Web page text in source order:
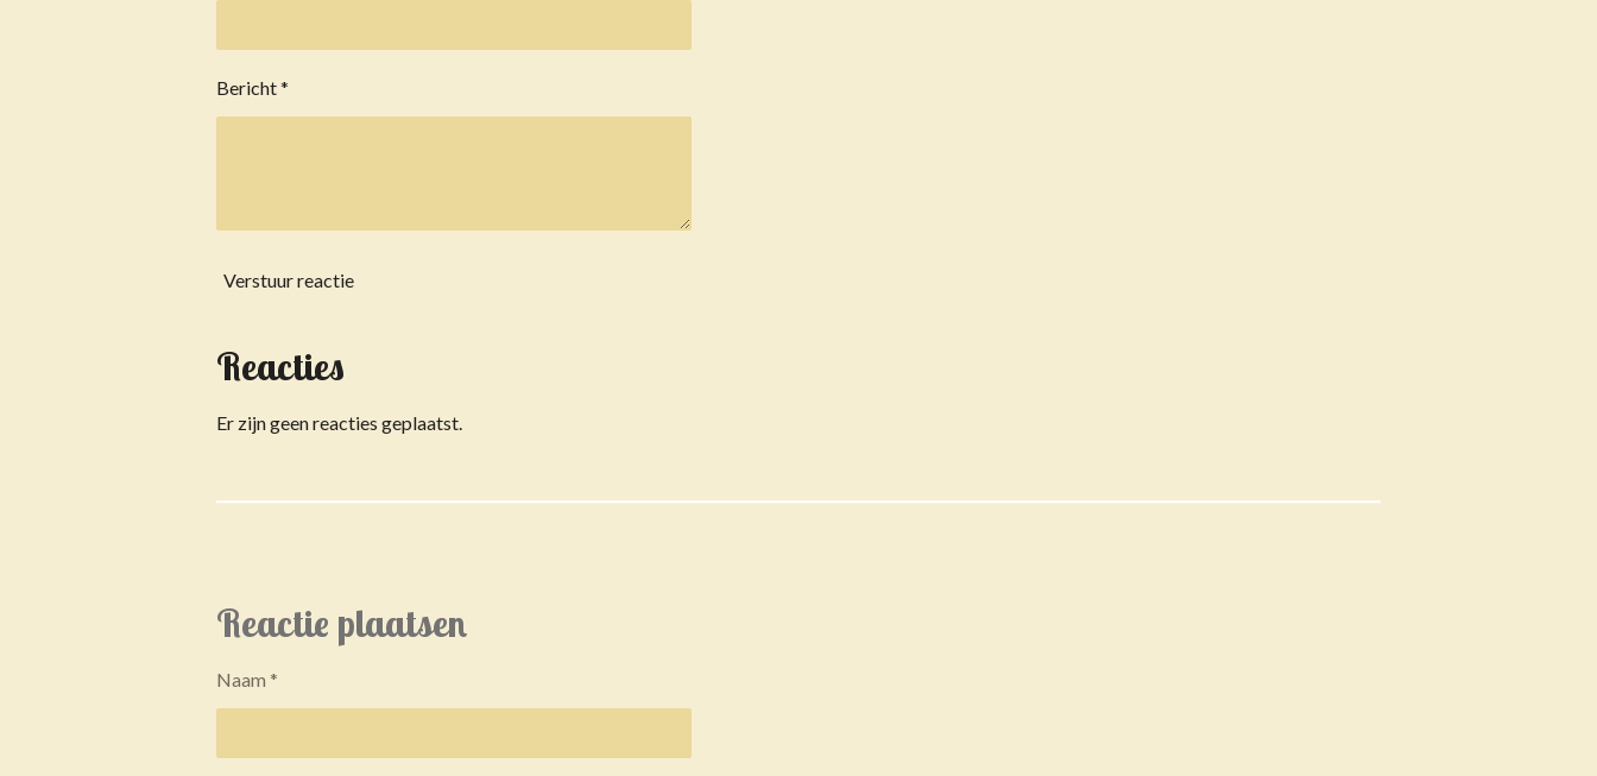
Bericht *
Verstuur reactie
Reacties
Er zijn geen reacties geplaatst.
Reactie plaatsen
Naam *